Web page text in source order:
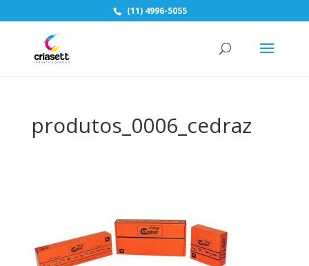
(11) 4996-5055
produtos_0006_cedraz